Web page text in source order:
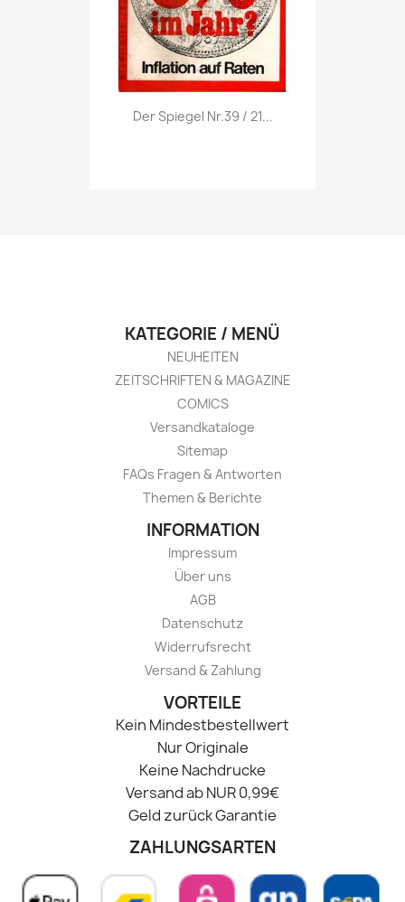
Vorschau
Der Spiegel Nr.39 / 21...
KATEGORIE / MENÜ
NEUHEITEN
ZEITSCHRIFTEN & MAGAZINE
COMICS
Versandkataloge
Sitemap
FAQs Fragen & Antworten
Themen & Berichte
INFORMATION
Impressum
Über uns
AGB
Datenschutz
Widerrufsrecht
Versand & Zahlung
VORTEILE
Kein Mindestbestellwert
Nur Originale
Keine Nachdrucke
Versand ab NUR 0,99€
Geld zurück Garantie
ZAHLUNGSARTEN